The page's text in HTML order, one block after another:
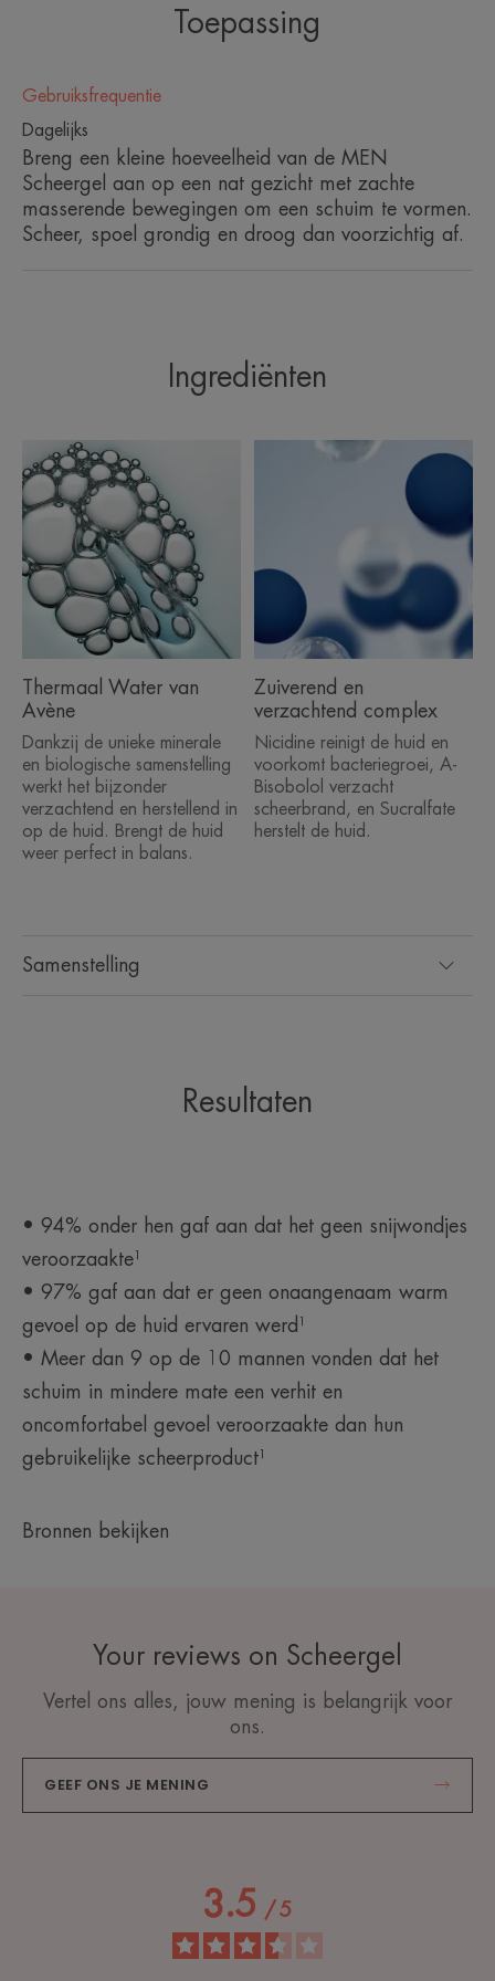
Voordelen
ZUIVEREND: zuivert de huid en beperkt het
bacteriële risico als gevolg van microscopisch
kleine snijwondjes.
HYDRATEREND: een hydraterend bestanddeel
van Avène geven uw huid een heerlijk gevoel van
Toepassing
Gebruiksfrequentie
Dagelijks
Breng een kleine hoeveelheid van de MEN
Scheergel aan op een nat gezicht met zachte
masserende bewegingen om een schuim te vormen.
Scheer, spoel grondig en droog dan voorzichtig af.
Ingrediënten
Samenstelling
Thermaal Water van
Avène
Dankzij de unieke minerale
en biologische samenstelling
werkt het bijzonder
verzachtend en herstellend in
op de huid. Brengt de huid
weer perfect in balans.
Zuiverend en
verzachtend complex
Nicidine reinigt de huid en
voorkomt bacteriegroei, A-
Bisobolol verzacht
scheerbrand, en Sucralfate
herstelt de huid.
Resultaten
• 94% onder hen gaf aan dat het geen snijwondjes
veroorzaakte¹
• 97% gaf aan dat er geen onaangenaam warm
gevoel op de huid ervaren werd¹
• Meer dan 9 op de 10 mannen vonden dat het
schuim in mindere mate een verhit en
oncomfortabel gevoel veroorzaakte dan hun
gebruikelijke scheerproduct¹
Bronnen bekijken
Your reviews on Scheergel
Vertel ons alles, jouw mening is belangrijk voor
ons.
GEEF ONS JE MENING
3.5 /5